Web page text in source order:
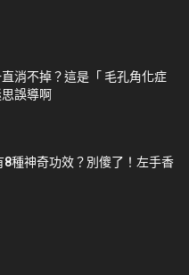
消不掉？這是「 毛孔角化症
誤導啊
8種神奇功效？別傻了！左手香